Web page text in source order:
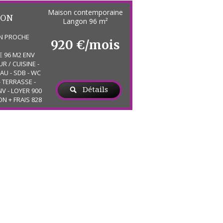
PROCHE
96 M2 ENV
/ CUISINE -
- SDB - WC
-
- LOYER 900
+ FRAIS 828
C -
Maison contemporaine
Langon 96 m²
920 €/mois
Détails